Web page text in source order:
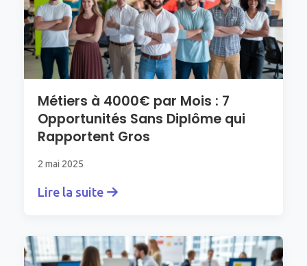
Métiers à 4000€ par Mois : 7
Opportunités Sans Diplôme qui
Rapportent Gros
2 mai 2025
Lire la suite